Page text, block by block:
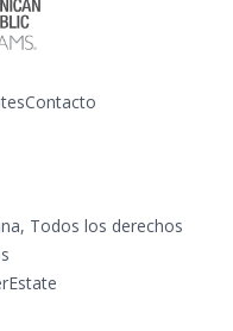
Contacto
, Todos los derechos